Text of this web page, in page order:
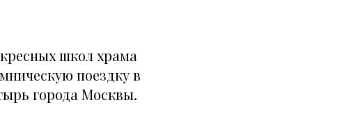
школ храма
поездку в
города Москвы.